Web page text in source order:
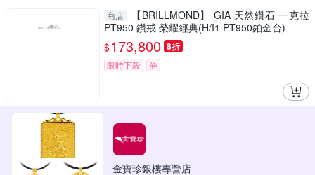
商店
【BRILLMOND】 GIA 天然鑽石 一克拉
PT950 鑽戒 榮耀經典(H/I1 PT950鉑金台)
$173,800 8折
限時下殺 券
金寶珍銀樓專營店